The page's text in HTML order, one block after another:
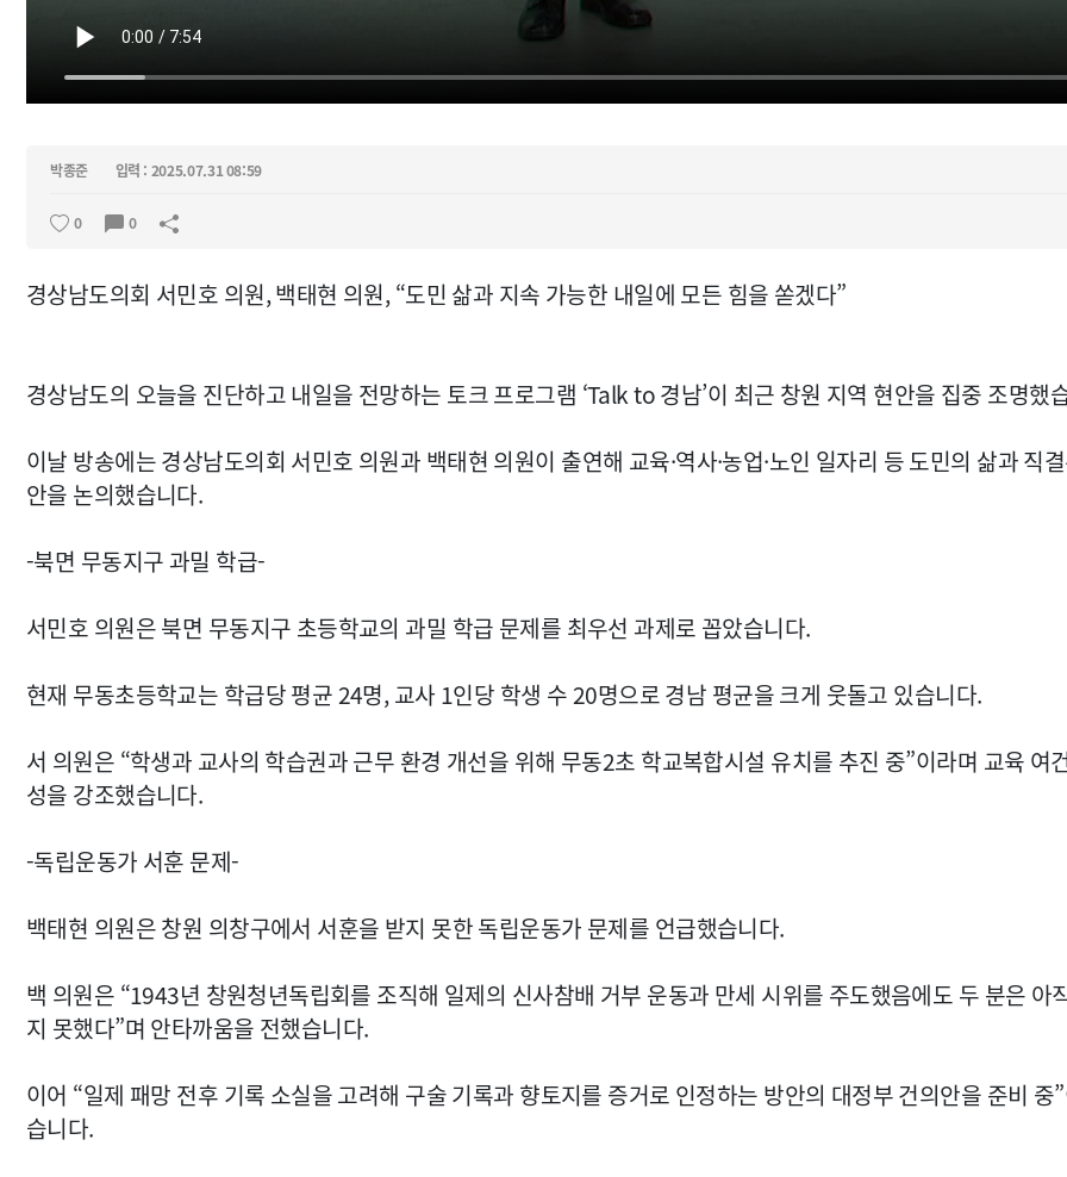
박종준 입력 : 2025.07.31 08:59
0 0
경상남도의회 서민호 의원, 백태현 의원, “도민 삶과 지속 가능한 내일에 모든 힘을 쏟겠다”
경상남도의 오늘을 진단하고 내일을 전망하는 토크 프로그램 ‘Talk to 경남’이 최근 창원 지역 현안을 집중 조명했
이날 방송에는 경상남도의회 서민호 의원과 백태현 의원이 출연해 교육·역사·농업·노인 일자리 등 도민의 삶과 직
안을 논의했습니다.
-북면 무동지구 과밀 학급-
서민호 의원은 북면 무동지구 초등학교의 과밀 학급 문제를 최우선 과제로 꼽았습니다.
현재 무동초등학교는 학급당 평균 24명, 교사 1인당 학생 수 20명으로 경남 평균을 크게 웃돌고 있습니다.
서 의원은 “학생과 교사의 학습권과 근무 환경 개선을 위해 무동2초 학교복합시설 유치를 추진 중”이라며 교육 여
성을 강조했습니다.
-독립운동가 서훈 문제-
백태현 의원은 창원 의창구에서 서훈을 받지 못한 독립운동가 문제를 언급했습니다.
백 의원은 “1943년 창원청년독립회를 조직해 일제의 신사참배 거부 운동과 만세 시위를 주도했음에도 두 분은 아
지 못했다”며 안타까움을 전했습니다.
이어 “일제 패망 전후 기록 소실을 고려해 구술 기록과 향토지를 증거로 인정하는 방안의 대정부 건의안을 준비 중
습니다.